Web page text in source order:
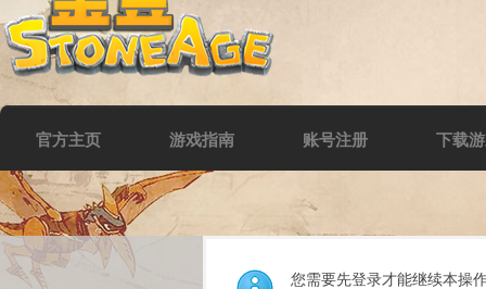
官方主页 游戏指南 账号注册 下载
您需要先登录才能继续本操